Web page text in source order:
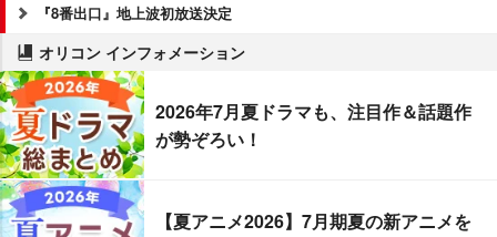
『8番出口』地上波初放送決定
オリコン インフォメーション
2026年7月夏ドラマも、注目作＆話題作
が勢ぞろい！
【夏アニメ2026】7月期夏の新アニメを